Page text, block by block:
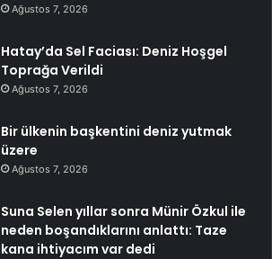
Ağustos 7, 2026
Hatay’da Sel Faciası: Deniz Hoşgel
Toprağa Verildi
Ağustos 7, 2026
Bir ülkenin başkentini deniz yutmak
üzere
Ağustos 7, 2026
Suna Selen yıllar sonra Münir Özkul ile
neden boşandıklarını anlattı: Taze
kana ihtiyacım var dedi